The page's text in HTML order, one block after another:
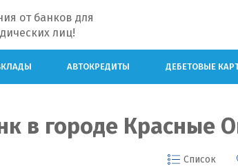
от банков для
лиц!
АВТОКРЕДИТЫ ДЕБЕТОВЫЕ
в городе Красные
Список